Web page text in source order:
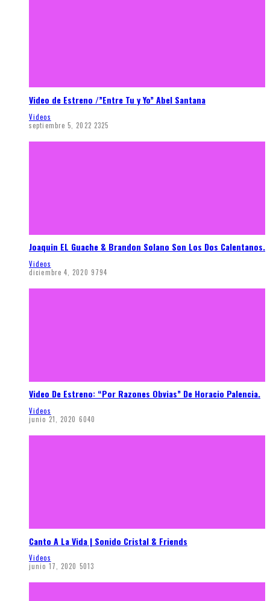
Video de Estreno /”Entre Tu y Yo” Abel Santana
Videos
septiembre 5, 2022 2325
Joaquin EL Guache & Brandon Solano Son Los Dos Calentanos.
Videos
diciembre 4, 2020 9794
Video De Estreno: “Por Razones Obvias” De Horacio Palencia.
Videos
junio 21, 2020 6040
Canto A La Vida | Sonido Cristal & Friends
Videos
junio 17, 2020 5013